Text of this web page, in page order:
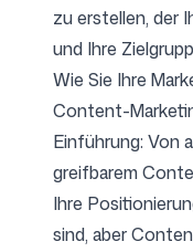
FAQ
zu erstellen, der
und Ihre
Wie Sie Ihre
Content-
Einführung: Von
greifbarem
Ihre
sind, aber